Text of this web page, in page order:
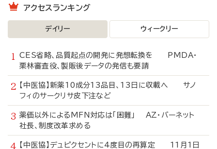
アクセスランキング
デイリー ウィークリー
CES省略、品質起点の開発に発想転換を PMDA・
栗林審査役、製販後データの発信も要請
【中医協】新薬10成分13品目、13日に収載へ サノ
フィのサークリサ皮下注など
薬価以外によるMFN対応は「困難」 AZ・バーネット
社長、制度改革求める
【中医協】デュピクセントに4度目の再算定 11月1日